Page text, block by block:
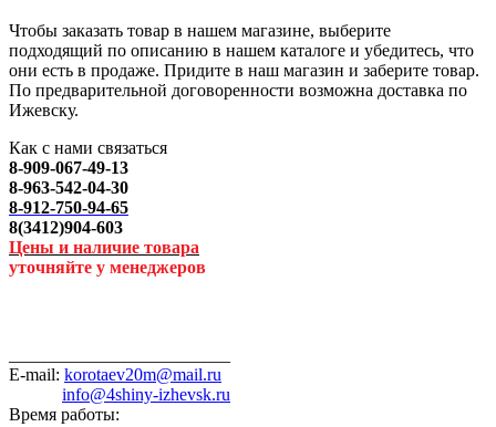
Чтобы заказать товар в нашем магазине, выберите
подходящий по описанию в нашем каталоге и убедитесь, что
они есть в продаже. Придите в наш магазин и заберите товар.
По предварительной договоренности возможна доставка по
Ижевску.
Как с нами связаться
8-909-067-49-13
8-963-542-04-30
8-912-750-94-65
8(3412)904-603
Цены и наличие товара
уточняйте у менеджеров
E-mail: korotaev20m@mail.ru
info@4shiny-izhevsk.ru
Время работы: